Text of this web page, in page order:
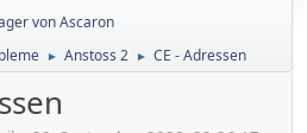
von Ascaron
► Anstoss 2 ► CE - Adressen